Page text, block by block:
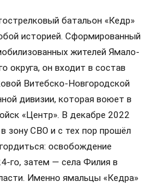
батальон «Кедр»
историей. Сформированный
жителей Ямало-
округа, он входит в состав
Витебско-Новгородской
дивизии, которая воюет в
«Центр». В декабре 2022
зону СВО и с тех пор прошёл
освобождение
го, затем — села Филия в
Именно ямальцы «Кедра»